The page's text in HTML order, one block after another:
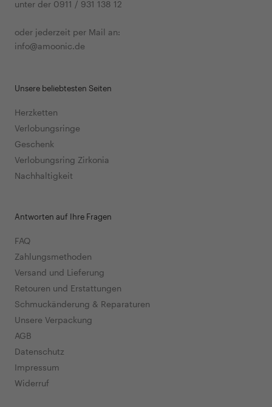
unter der 0911 / 931 138 12
oder jederzeit per Mail an:
info@amoonic.de
Unsere beliebtesten Seiten
Herzketten
Verlobungsringe
Geschenk
Verlobungsring Zirkonia
Nachhaltigkeit
Antworten auf Ihre Fragen
FAQ
Zahlungsmethoden
Versand und Lieferung
Retouren und Erstattungen
Schmuckänderung & Reparaturen
Unsere Verpackung
AGB
Datenschutz
Impressum
Widerruf